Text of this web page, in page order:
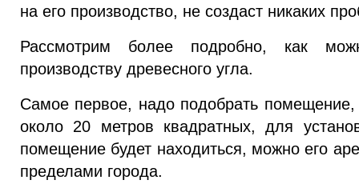
на его производство, не создаст никаких
Рассмотрим более подробно, как
производству древесного угла.
Самое первое, надо подобрать помещение,
около 20 метров квадратных, для
помещение будет находиться, можно его
пределами города.